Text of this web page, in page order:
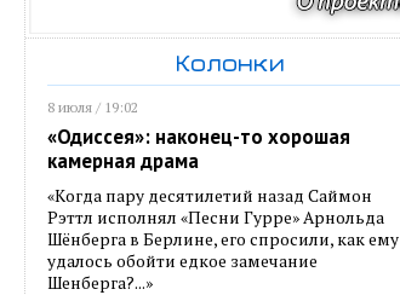
Колонки
8 июля / 19:02
«Одиссея»: наконец-то хорошая
камерная драма
«Когда пару десятилетий назад Саймон
Рэттл исполнял «Песни Гурре» Арнольда
Шёнберга в Берлине, его спросили, как ему
удалось обойти едкое замечание
Шенберга?...»